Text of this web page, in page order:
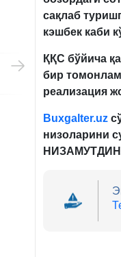
сақлаб
кэшбек каби
ҚҚС бўйича
бир
реализация
Buxgalter.uz
низоларини